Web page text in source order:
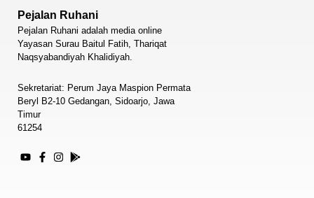
Pejalan Ruhani
Pejalan Ruhani adalah media online
Yayasan Surau Baitul Fatih, Thariqat
Naqsyabandiyah Khalidiyah.
Sekretariat: Perum Jaya Maspion Permata
Beryl B2-10 Gedangan, Sidoarjo, Jawa
Timur
61254